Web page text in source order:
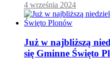
4 września 2024
Już w najbliższą
się Gminne Święto